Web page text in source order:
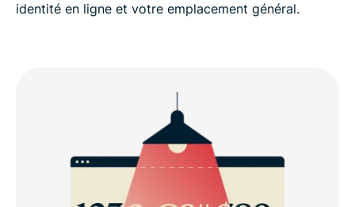
identité en ligne et votre emplacement général.